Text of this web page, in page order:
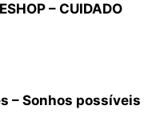
– CUIDADO
– Sonhos possíveis